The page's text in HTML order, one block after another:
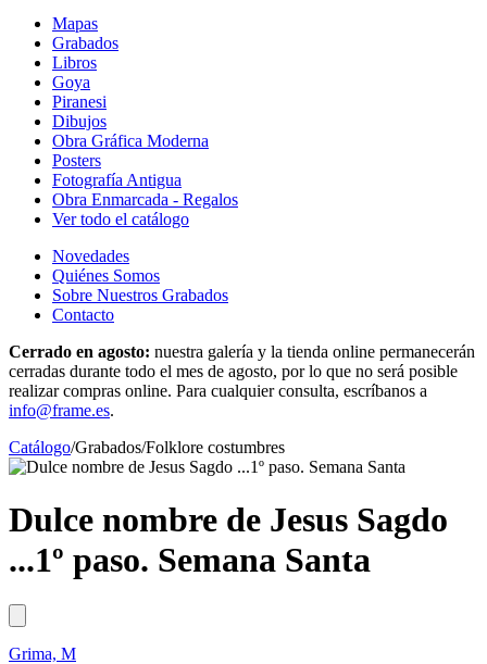
Mapas
Grabados
Libros
Goya
Piranesi
Dibujos
Obra Gráfica Moderna
Posters
Fotografía Antigua
Obra Enmarcada - Regalos
Ver todo el catálogo
Novedades
Quiénes Somos
Sobre Nuestros Grabados
Contacto
Cerrado en agosto: nuestra galería y la tienda online permanecerán
cerradas durante todo el mes de agosto, por lo que no será posible
realizar compras online. Para cualquier consulta, escríbanos a
info@frame.es.
Catálogo/Grabados/Folklore costumbres
Dulce nombre de Jesus Sagdo
...1º paso. Semana Santa
Grima, M